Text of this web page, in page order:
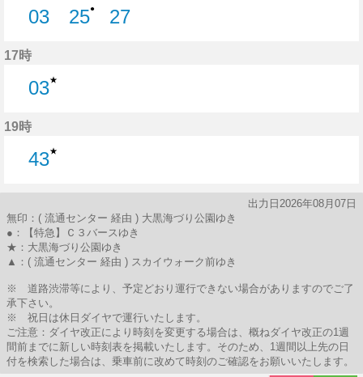
03
25●
27
17時
03★
19時
43★
出力日2026年08月07日
無印：( 流通センター 経由 ) 大黒海づり公園ゆき
●：【特急】Ｃ３バースゆき
★：大黒海づり公園ゆき
▲：( 流通センター 経由 ) スカイウォーク前ゆき
※ 道路渋滞等により、予定どおり運行できない場合がありますのでご了
承下さい。
※ 祝日は休日ダイヤで運行いたします。
ご注意：ダイヤ改正により時刻を変更する場合は、概ねダイヤ改正の1週
間前までに新しい時刻表を掲載いたします。そのため、1週間以上先の日
付を検索した場合は、乗車前に改めて時刻のご確認をお願いいたします。